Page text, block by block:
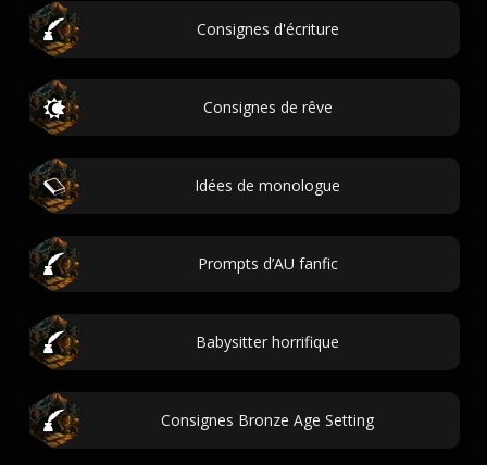
Consignes d'écriture
Consignes de rêve
Idées de monologue
Prompts d’AU fanfic
Babysitter horrifique
Consignes Bronze Age Setting